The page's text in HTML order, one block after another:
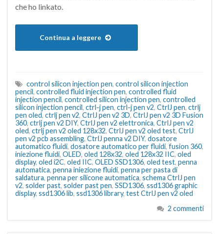
che ho linkato.
Continua a leggere
control silicon injection pen, control silicon injection
pencil, controlled fluid injection pen, controlled fluid
injection pencil, controlled silicon injection pen, controlled
silicon injection pencil, ctrl-j pen, ctrl-j pen v2, CtrlJ pen, ctrlj
pen oled, ctrlj pen v2, CtrlJ pen v2 3D, CtrlJ pen v2 3D Fusion
360, ctrlj pen v2 DIY, CtrlJ pen v2 elettronica, CtrlJ pen v2
oled, ctrlj pen v2 oled 128x32, CtrlJ pen v2 oled test, CtrlJ
pen v2 pcb assembling, CtrlJ penna v2 DIY, dosatore
automatico fluidi, dosatore automatico per fluidi, fusion 360,
iniezione fluidi, OLED, oled 128x32, oled 128x32 IIC, oled
display, oled i2C, oled IIC, OLED SSD1306, oled test, penna
automatica, penna iniezione fluidi, penna per pasta di
saldatura, penna per silicone automatica, schema CtrlJ pen
v2, solder past, solder past pen, SSD1306, ssd1306 graphic
display, ssd1306 lib, ssd1306 library, test CtrlJ pen v2 oled
2 commenti